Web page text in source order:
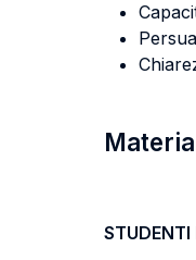
STUDENTI